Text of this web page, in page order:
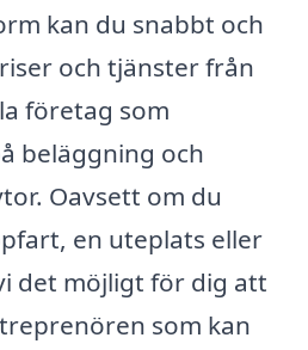
kan du snabbt och
och tjänster från
företag som
beläggning och
Oavsett om du
en uteplats eller
det möjligt för dig att
som kan